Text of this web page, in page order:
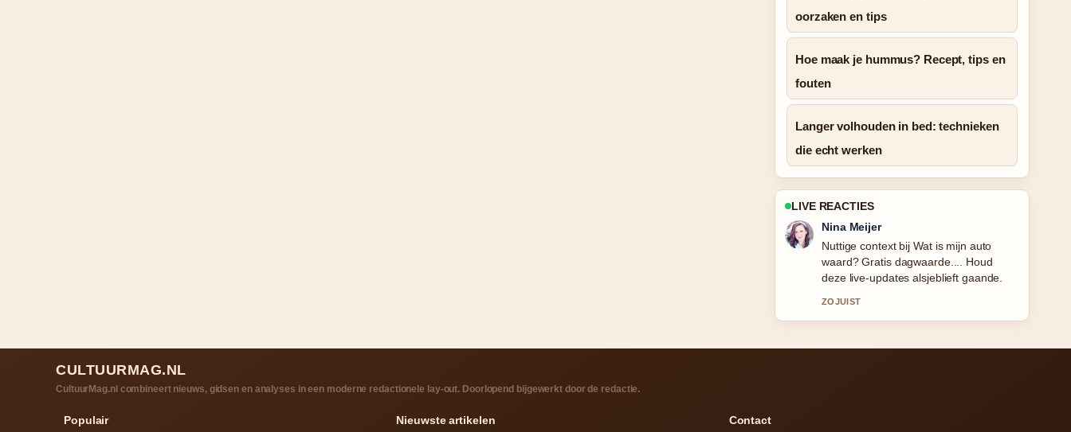
oorzaken en tips
Hoe maak je hummus? Recept, tips en
fouten
Langer volhouden in bed: technieken
die echt werken
LIVE REACTIES
Nina Meijer
Nuttige context bij Wat is mijn auto
waard? Gratis dagwaarde.... Houd
deze live-updates alsjeblieft gaande.
ZOJUIST
CULTUURMAG.NL
CultuurMag.nl combineert nieuws, gidsen en analyses in een moderne redactionele lay-out. Doorlopend bijgewerkt door de redactie.
Populair Nieuwste artikelen Contact